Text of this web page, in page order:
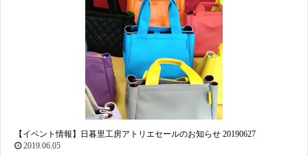
【イベント情報】日暮里工房アトリエセールのお知らせ 20190627
2019.06.05